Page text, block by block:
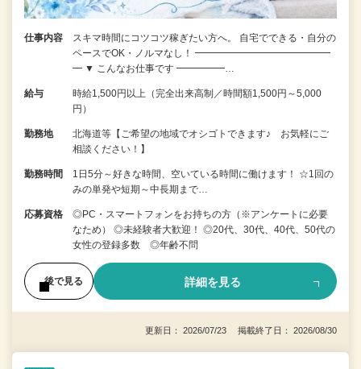
仕事内容
スキマ時間にコツコツ稼ぎたい方へ。 自宅でできる・自分の
ペースでOK・ノルマなし！ ━━━━━━━━━━━━━━
━ ▼ こんなお仕事です ━━━━━…
給与
時給1,500円以上（完全出来高制／時間額1,500円～5,000
円）
勤務地
北海道等【ご希望の地域でオシゴトできます♪ お気軽にご
相談ください！】
勤務時間
1日5分～好きな時間、空いている時間に働けます！ ☆1回の
みの単発や短期～中長期まで…
応募資格
◎PC・スマートフォンをお持ちの方（※アンケートに必要
なため） ◎未経験者大歓迎！ ◎20代、30代、40代、50代の
女性の登録多数 ◎年齢不問
後で見る 詳細を見る
更新日： 2026/07/23 掲載終了日： 2026/08/30